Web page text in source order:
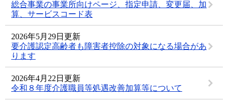
総合事業の事業所向けページ、指定申請、変更届、加
算、サービスコード表
2026年5月29日更新
要介護認定高齢者も障害者控除の対象になる場合があ
ります
2026年4月22日更新
令和８年度介護職員等処遇改善加算等について